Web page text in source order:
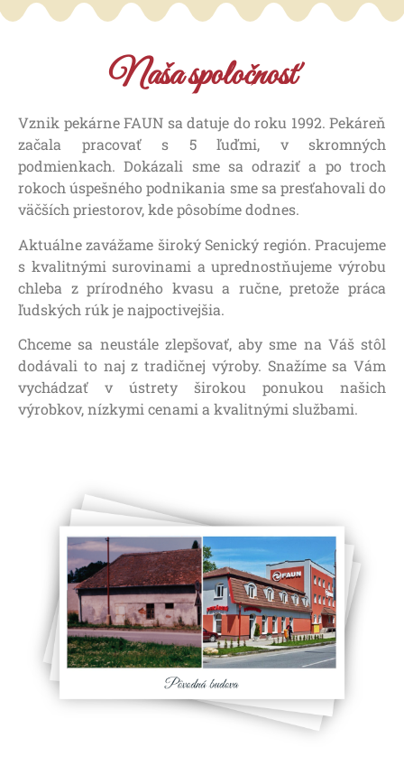
Naša spoločnosť
Vznik pekárne FAUN sa datuje do roku 1992. Pekáreň
začala pracovať s 5 ľuďmi, v skromných
podmienkach. Dokázali sme sa odraziť a po troch
rokoch úspešného podnikania sme sa presťahovali do
väčších priestorov, kde pôsobíme dodnes.
Aktuálne zavážame široký Senický región. Pracujeme
s kvalitnými surovinami a uprednostňujeme výrobu
chleba z prírodného kvasu a ručne, pretože práca
ľudských rúk je najpoctivejšia.
Chceme sa neustále zlepšovať, aby sme na Váš stôl
dodávali to naj z tradičnej výroby. Snažíme sa Vám
vychádzať v ústrety širokou ponukou našich
výrobkov, nízkymi cenami a kvalitnými službami.